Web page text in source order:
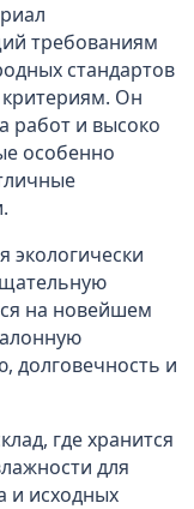
требованиям
стандартов
критериям. Он
работ и высоко
особенно
экологически
на новейшем
долговечность и
где хранится
для
и исходных